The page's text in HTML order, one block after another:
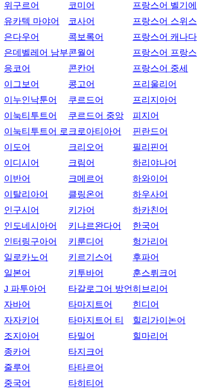
위구르어
유카텍 마야어
은다우어
은데벨레어 남부
응코어
이그보어
이누인낙툰어
이눅티투트어
이눅티투트어 로
이도어
이디시어
이반어
이탈리아어
인구시어
인도네시아어
인터링구아어
일로카노어
일본어
J 파투아어
자바어
자자키어
조지아어
종카어
줄루어
중국어
코미어
코사어
콕보록어
콘월어
콘칸어
콩고어
쿠르드어
쿠르드어 중앙
크로아티아어
크리오어
크림어
크메르어
클링온어
키가어
키냐르완다어
키룬디어
키르기스어
키투바어
타갈로그어 방언
타마지트어
타마지트어 티
타밀어
타지크어
타타르어
타히티어
프랑스어 벨기에
프랑스어 스위스
프랑스어 캐나다
프랑스어 프랑스
프랑스어 중세
프리울리어
프리지아어
피지어
핀란드어
필리핀어
하리야나어
하와이어
하우사어
하카친어
한국어
헝가리어
후파어
훈스뤼크어
히브리어
힌디어
힐리가이논어
힐마리어